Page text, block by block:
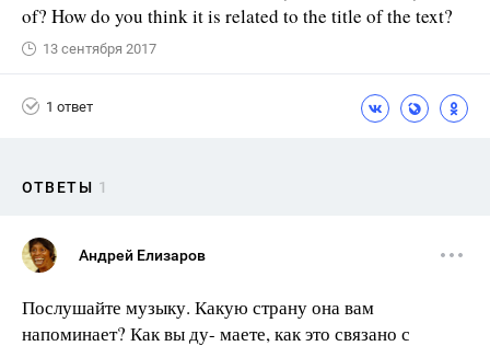
of? How do you think it is related to the title of the text?
13 сентября 2017
1 ответ
ОТВЕТЫ 1
Андрей Елизаров
Послушайте музыку. Какую страну она вам
напоминает? Как вы ду- маете, как это связано с